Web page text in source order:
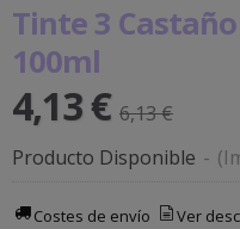
Tinte 3
100ml
4,13 € 6,13 €
Producto Disponible -
Costes de envío Ver